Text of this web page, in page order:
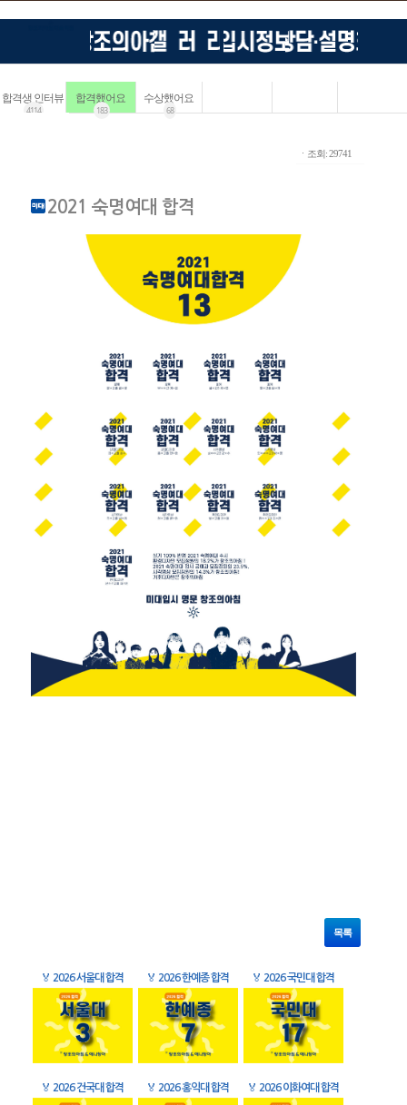
합격생 인터뷰
4114
합격했어요
183
수상했어요
68
ㆍ조회: 29741
2021 숙명여대 합격
목록
🏅 2026 서울대 합격 🏅 2026 한예종 합격 🏅 2026 국민대 합격
🏅 2026 건국대 합격 🏅 2026 홍익대 합격 🏅 2026 이화여대 합격